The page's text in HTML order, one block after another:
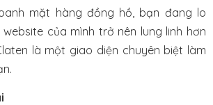
mặt hàng đồng hồ, bạn đang lo
của mình trở nên lung linh hơn
là một giao diện chuyên biệt làm